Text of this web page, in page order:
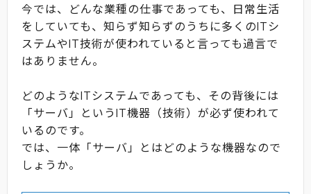
今では、どんな業種の仕事であっても、日常生活
をしていても、知らず知らずのうちに多くのITシ
ステムやIT技術が使われていると言っても過言で
はありません。
どのようなITシステムであっても、その背後には
「サーバ」というIT機器（技術）が必ず使われて
いるのです。
では、一体「サーバ」とはどのような機器なので
しょうか。